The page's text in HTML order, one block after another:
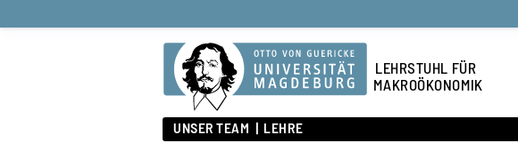
LEHRSTUHL FÜR
MAKROÖKONOMIK
UNSER TEAM LEHRE